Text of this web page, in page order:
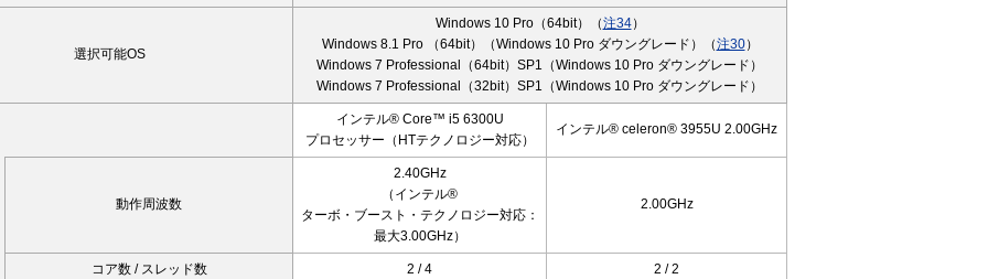
選択可能OS
Windows 10 Pro（64bit）（注34）
Windows 8.1 Pro （64bit）（Windows 10 Pro ダウングレード）（注30）
Windows 7 Professional（64bit）SP1（Windows 10 Pro ダウングレード）
Windows 7 Professional（32bit）SP1（Windows 10 Pro ダウングレード）
インテル® Core™ i5 6300U
プロセッサー（HTテクノロジー対応）
インテル® celeron® 3955U 2.00GHz
動作周波数
2.40GHz
（インテル®
ターボ・ブースト・テクノロジー対応：
最大3.00GHz）
2.00GHz
コア数 / スレッド数 2 / 4 2 / 2